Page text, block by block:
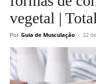
vegetal |
Por Guia de Musculação - 22